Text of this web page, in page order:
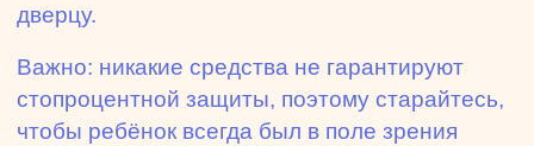
дверцу.
Важно: никакие средства не гарантируют
стопроцентной защиты, поэтому старайтесь,
чтобы ребёнок всегда был в поле зрения